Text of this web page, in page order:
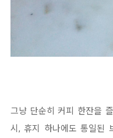
그냥 단순히 커피 한잔을
시, 휴지 하나에도 통일된